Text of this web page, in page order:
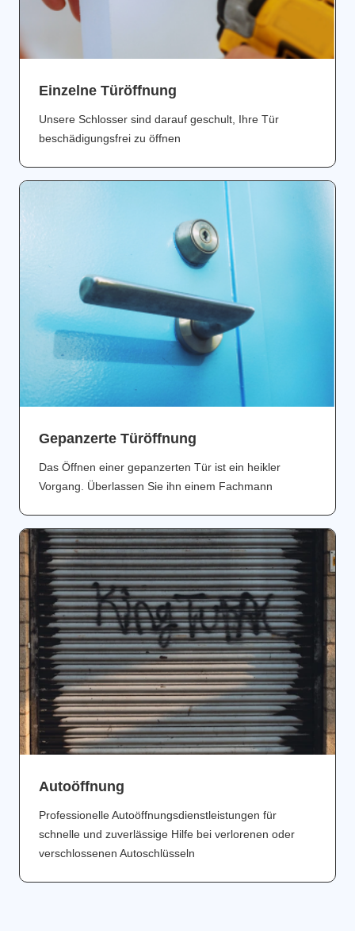
Einzelne Türöffnung
Unsere Schlosser sind darauf geschult, Ihre Tür
beschädigungsfrei zu öffnen
Gepanzerte Türöffnung
Das Öffnen einer gepanzerten Tür ist ein heikler
Vorgang. Überlassen Sie ihn einem Fachmann
Аutoöffnung
Professionelle Autoöffnungsdienstleistungen für
schnelle und zuverlässige Hilfe bei verlorenen oder
verschlossenen Autoschlüsseln